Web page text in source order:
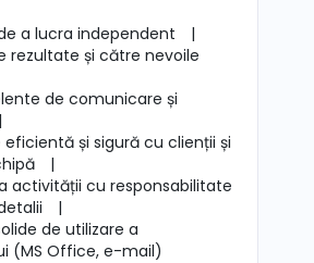
a lucra independent
|
rezultate și către nevoile
de comunicare și
|
și sigură cu clienții și
|
activității cu responsabilitate
|
de utilizare a
(MS Office, e-mail)